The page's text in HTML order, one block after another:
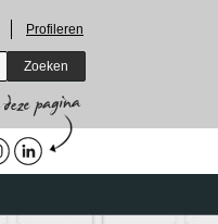
Profileren
Zoeken